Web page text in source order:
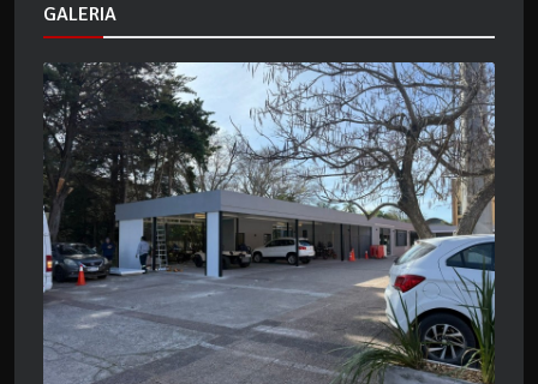
GALERIA